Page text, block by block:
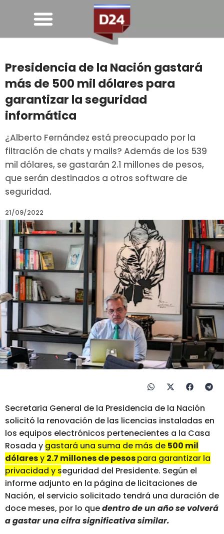
Presidencia de la Nación gastará
más de 500 mil dólares para
garantizar la seguridad
informática
¿Alberto Fernández está preocupado por la
filtración de chats y mails? Además de los 539
mil dólares, se gastarán 2.1 millones de pesos,
que serán destinados a otros software de
seguridad.
21/09/2022
Secretaria General de la Presidencia de la Nación
solicitó la renovación de las licencias instaladas en
los equipos electrónicos pertenecientes a la Casa
Rosada y gastará una suma de más de 500 mil
dólaresy 2.7 millones de pesospara garantizar la
privacidad y seguridad del Presidente. Según el
informe adjunto en la página de licitaciones de
Nación, el servicio solicitado tendrá una duración de
doce meses, por lo quedentro de un año se volverá
a gastar una cifra significativa similar.